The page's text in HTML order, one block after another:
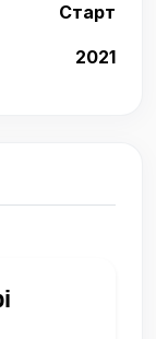
Старт
2021